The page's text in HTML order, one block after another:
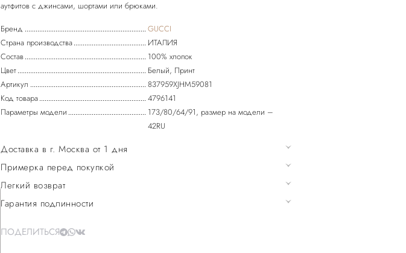
Бренд
GUCCI
Страна производства
ИТАЛИЯ
Состав
100% хлопок
Цвет
Белый, Принт
Артикул
837959XJHM59081
Код товара
4796141
Параметры модели
173/80/64/91, размер на модели –
42RU
Доставка в г. Москва от 1 дня
Примерка перед покупкой
Легкий возврат
Гарантия подлинности
ПОДЕЛИТЬСЯ